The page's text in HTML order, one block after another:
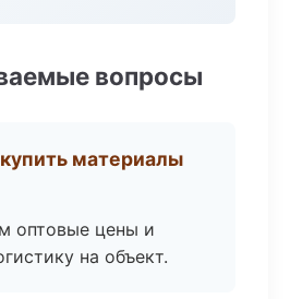
вопросы
материалы
оптовые цены и
на объект.